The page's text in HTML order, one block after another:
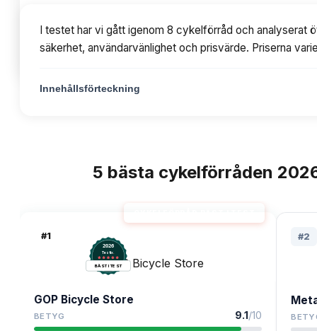
Innehållsförteckning
I testet har vi gått igenom 8 cykelförråd och analyserat
säkerhet, användarvänlighet och prisvärde. Priserna
Innehållsförteckning
5 bästa cykelförråden
#1
2026
Testix.
BÄST I TEST
GOP Bicycle Store
BETYG 9.1/10
#2